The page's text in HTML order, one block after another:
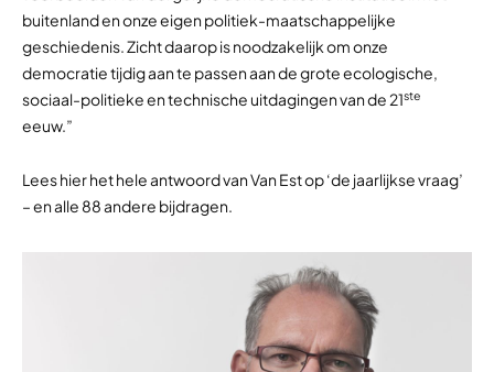
buitenland en onze eigen politiek-maatschappelijke
geschiedenis. Zicht daarop is noodzakelijk om onze
democratie tijdig aan te passen aan de grote ecologische,
sociaal-politieke en technische uitdagingen van de 21ste
eeuw.”
Lees hier het hele antwoord van Van Est op ‘de jaarlijkse vraag’
– en alle 88 andere bijdragen.